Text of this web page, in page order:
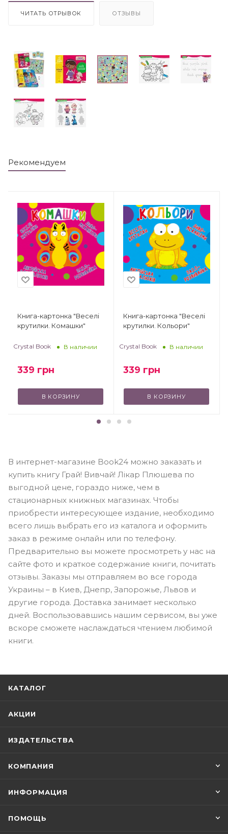
ЧИТАТЬ ОТРЫВОК ОТЗЫВЫ
Рекомендуем
Книга-картонка "Веселі
крутилки. Комашки"
Crystal Book В наличии
339 грн
В КОРЗИНУ
Книга-картонка "Веселі
крутилки. Кольори"
Crystal Book В наличии
339 грн
В КОРЗИНУ
В интернет-магазине Book24 можно заказать и
купить книгу Грай! Вивчай! Лікар Плюшева по
выгодной цене, гораздо ниже, чем в
стационарных книжных магазинах. Чтобы
приобрести интересующее издание, необходимо
всего лишь выбрать его из каталога и оформить
заказ в режиме онлайн или по телефону.
Предварительно вы можете просмотреть у нас на
сайте фото и краткое содержание книги, почитать
отзывы. Заказы мы отправляем во все города
Украины – в Киев, Днепр, Запорожье, Львов и
другие города. Доставка занимает несколько
дней. Воспользовавшись нашим сервисом, вы уже
вскоре сможете наслаждаться чтением любимой
книги.
КАТАЛОГ
АКЦИИ
ИЗДАТЕЛЬСТВА
КОМПАНИЯ
ИНФОРМАЦИЯ
ПОМОЩЬ